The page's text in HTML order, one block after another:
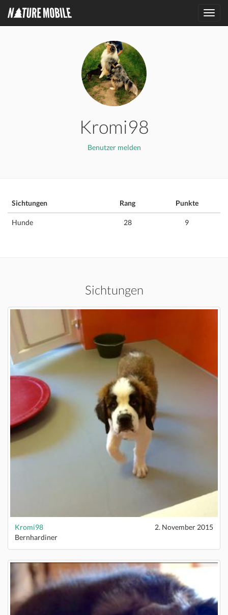
Kromi98
Benutzer melden
Sichtungen Rang Punkte
Hunde 28 9
Sichtungen
Kromi98
2. November 2015
Bernhardiner